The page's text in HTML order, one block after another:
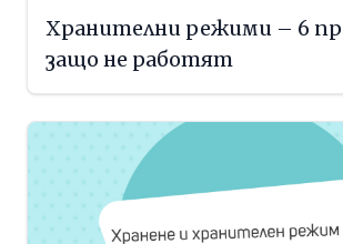
Хранителни режими – 6
защо не работят